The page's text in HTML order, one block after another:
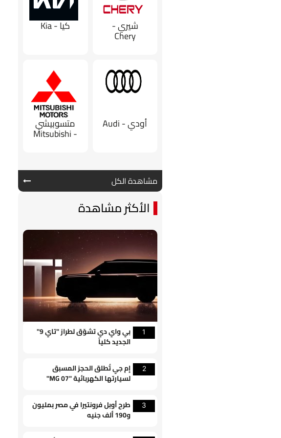
شيري -
Chery
كيا - Kia
أودي - Audi متسوبيشي
- Mitsubishi
مشاهدة الكل
الأكثر مشاهدة
1
بي واي دي تشوّق لطراز "تاي 9"
الجديد كلياً
2
إم جي تُطلق الحجز المسبق
لسيارتها الكهربائية "MG 07"
3
طرح أوبل فرونتيرا في مصر بمليون
و190 ألف جنيه